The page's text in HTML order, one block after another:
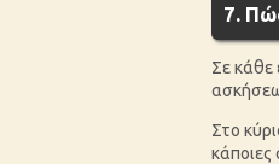
7.
Σε κάθε
Στο